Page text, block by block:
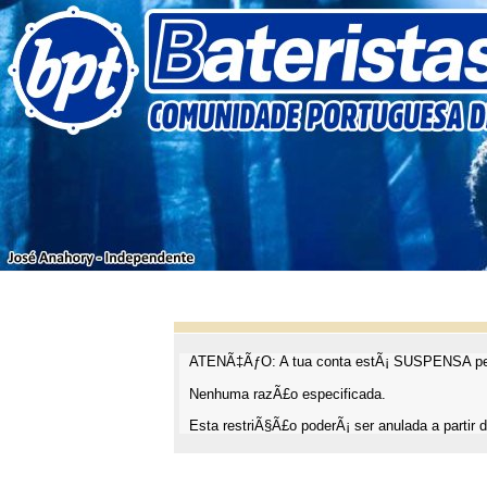
ATENÃ‡ÃƒO: A tua conta estÃ¡ SUSPENSA
Nenhuma razÃ£o especificada.
Esta restriÃ§Ã£o poderÃ¡ ser anulada a partir